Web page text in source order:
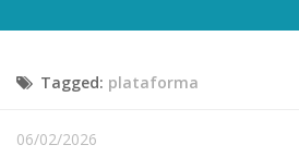
Escola, Institutos e Órgãos
Núcleos e Comissões
Tagged: plataforma
06/02/2026